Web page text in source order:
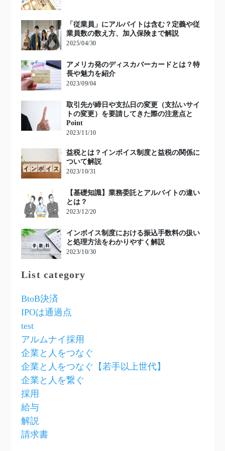
「従業員」にアルバイトは含む？定義や従
業員数の数え方、加入保険まで解説
2025/04/30
アメリカ発のディスカバーカードとは？特
長や魅力を紹介
2023/09/04
取引先が締日や支払日の変更（支払いサイ
トの変更）を要請してきた際の注意点と
Point
2023/11/10
益税とは？インボイス制度と益税の関係に
ついて解説
2023/10/31
【基礎知識】業務委託とアルバイトの違い
とは？
2023/12/20
インボイス制度における振込手数料の扱い
と処理方法をわかりやすく解説
2023/10/30
List category
BtoB決済
IPOは通過点
test
アルムナイ採用
企業と人をつなぐ
企業と人をつなぐ【若手以上世代】
企業と人を繋ぐ
採用
給与
解説
請求書